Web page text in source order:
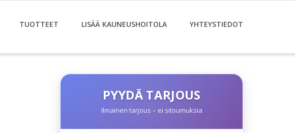
TUOTTEET LISÄÄ KAUNEUSHOITOLA YHTEYSTIEDOT
PYYDÄ TARJOUS
Ilmainen tarjous – ei sitoumuksia